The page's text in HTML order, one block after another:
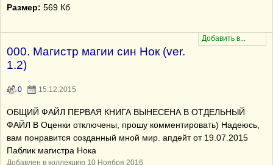
Размер: 569 Кб
000. Магистр магии син Нок (ver.
1.2)
0 15.12.2015
ОБЩИЙ ФАЙЛ ПЕРВАЯ КНИГА ВЫНЕСЕНА В ОТДЕЛЬНЫЙ
ФАЙЛ В Оценки отключены, прошу комментировать) Надеюсь,
вам понравится созданный мной мир. апдейт от 19.07.2015
Паблик магистра Нока
Добавлен в коллекцию 10 Ноября 2016